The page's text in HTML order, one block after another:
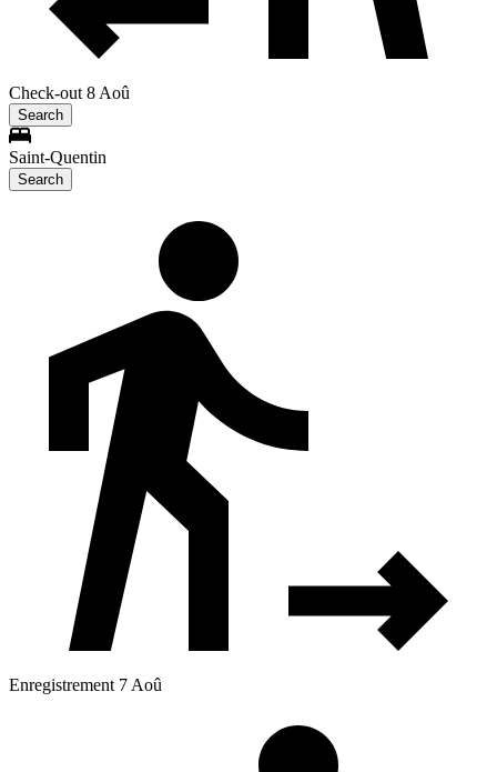
Check-out 8 Aoû
Search
Saint-Quentin
Search
Enregistrement 7 Aoû